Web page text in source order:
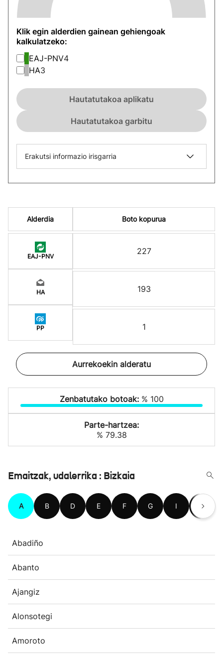
Klik egin alderdien gainean gehiengoak
kalkulatzeko:
EAJ-PNV4
HA3
Hautatutakoa aplikatu
Hautatutakoa garbitu
Erakutsi informazio irisgarria
Alderdia
EAJ-PNV
HA
PP
Boto kopurua
227
193
1
Aurrekoekin alderatu
Zenbatutako botoak: % 100
Parte-hartzea:
% 79.38
Emaitzak, udalerrika : Bizkaia
A B D E F G I J
Abadiño
Abanto
Ajangiz
Alonsotegi
Amoroto